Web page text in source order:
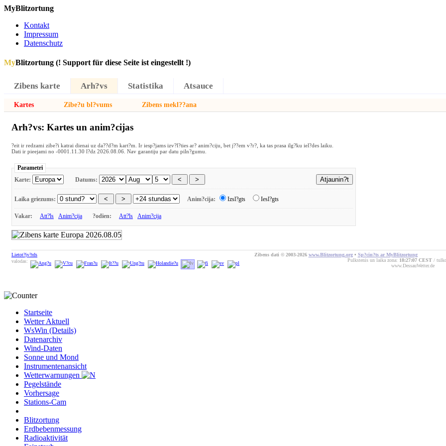
MyBlitzortung
Kontakt
Impressum
Datenschutz
MyBlitzortung (! Support für diese Seite ist eingestellt !)
Zibens karte Arh?vs Statistika Atsauce
Kartes Zibe?u bl?vums Zibens mekl??ana
Arh?vs: Kartes un anim?cijas
?eit ir redzami zibe?i katrai dienai uz da??d?m kart?m. Ir iesp?jams izv?l?ties ar? anim?ciju, bet j??em v?r?, ka tas prasa ilg?ku iel?des laiku.
Dati ir pieejami no -0001.11.30 l?dz 2026.08.06. Nav garantiju par datu piln?gumu.
Parametri
Karte:
Datums:
Laika griezums: Anim?cija: Izsl?gts Iesl?gts
Vakar: Att?ls Anim?cija ?odien: Att?ls Anim?cija
Lietot?jv?rds
valodas:
Zibens dati © 2003-2026 www.Blitzortung.org• Sp?cin?ts ar MyBlitzortung
Pulkstenis un laika zona: 18:27:07 CEST
www.DessauWetter.de
Startseite
Wetter Aktuell
WsWin (Details)
Datenarchiv
Wind-Daten
Sonne und Mond
Instrumentenansicht
Wetterwarnungen
Pegelstände
Vorhersage
Stations-Cam
Blitzortung
Erdbebenmessung
Radioaktivität